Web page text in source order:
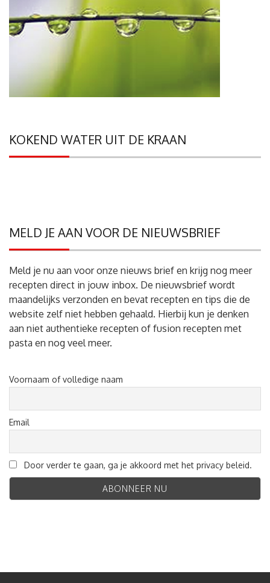
KOKEND WATER UIT DE KRAAN
MELD JE AAN VOOR DE NIEUWSBRIEF
Meld je nu aan voor onze nieuws brief en krijg nog meer
recepten direct in jouw inbox. De nieuwsbrief wordt
maandelijks verzonden en bevat recepten en tips die de
website zelf niet hebben gehaald. Hierbij kun je denken
aan niet authentieke recepten of fusion recepten met
pasta en nog veel meer.
Voornaam of volledige naam
Email
Door verder te gaan, ga je akkoord met het privacy beleid.